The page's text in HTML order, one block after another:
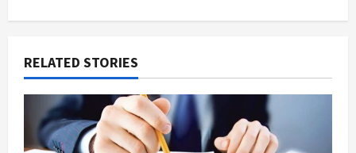
t
o
RELATED STORIES